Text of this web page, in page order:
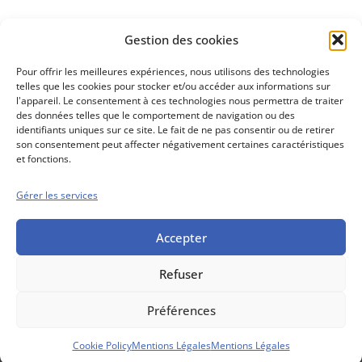
Gestion des cookies
Pour offrir les meilleures expériences, nous utilisons des technologies
telles que les cookies pour stocker et/ou accéder aux informations sur
l'appareil. Le consentement à ces technologies nous permettra de traiter
des données telles que le comportement de navigation ou des
identifiants uniques sur ce site. Le fait de ne pas consentir ou de retirer
son consentement peut affecter négativement certaines caractéristiques
et fonctions.
Gérer les services
Accepter
Refuser
Préférences
Cookie PolicyMentions LégalesMentions Légales
Découvrez
Conseils boursiers depuis 1952
Propos Utiles est
une publication
Conditions générales de vente